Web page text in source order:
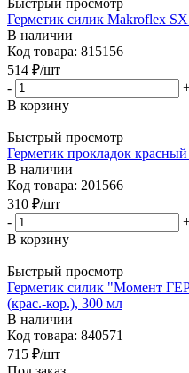
Герметик силик Makroflex
В наличии
Код товара: 815156
514 ₽/шт
-
В корзину
Быстрый просмотр
Герметик прокладок
В наличии
Код товара: 201566
310 ₽/шт
-
В корзину
Быстрый просмотр
Герметик силик "Момент
(крас.-кор.), 300 мл
В наличии
Код товара: 840571
715 ₽/шт